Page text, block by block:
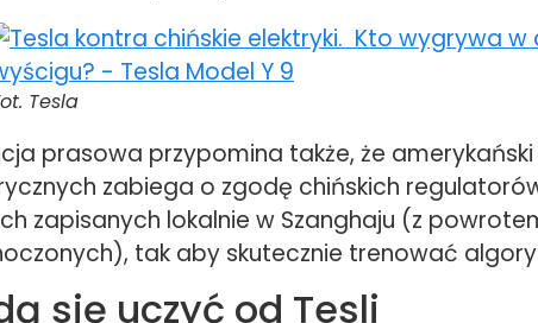
Tesla
prasowa przypomina także, że
zabiega o zgodę chińskich
zapisanych lokalnie w Szanghaju (z
tak aby skutecznie trenować
się uczyć od Tesli